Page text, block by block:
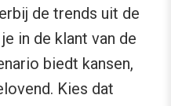
de trends uit de
in de klant van de
biedt kansen,
Kies dat